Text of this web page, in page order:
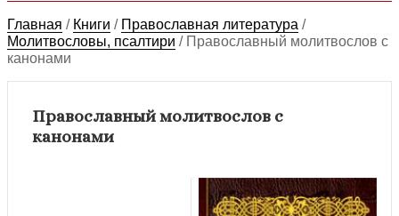
Главная / Книги / Православная литература /
Молитвословы, псалтири / Православный молитвослов с
канонами
Православный молитвослов с
канонами